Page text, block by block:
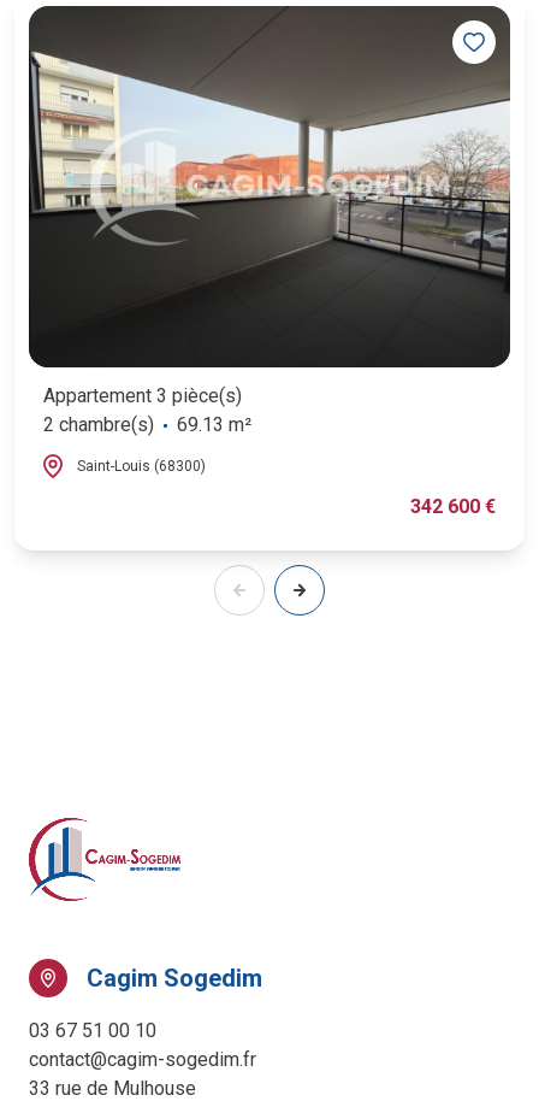
Appartement 3 pièce(s)
2 chambre(s)
69.13 m²
Saint-Louis (68300)
342 600 €
Cagim Sogedim
03 67 51 00 10
contact@cagim-sogedim.fr
33 rue de Mulhouse